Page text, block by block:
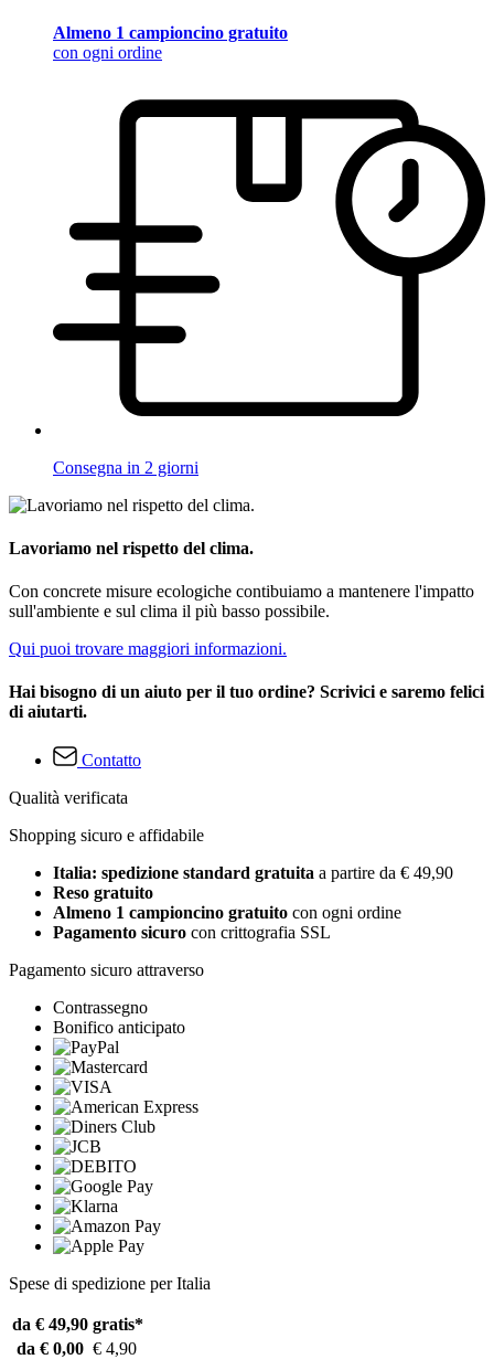
Almeno 1 campioncino gratuito
con ogni ordine
Consegna in 2 giorni
Lavoriamo nel rispetto del clima.
Con concrete misure ecologiche contibuiamo a mantenere l'impatto
sull'ambiente e sul clima il più basso possibile.
Qui puoi trovare maggiori informazioni.
Hai bisogno di un aiuto per il tuo ordine? Scrivici e saremo felici
di aiutarti.
Contatto
Qualità verificata
Shopping sicuro e affidabile
Italia: spedizione standard gratuita a partire da € 49,90
Reso gratuito
Almeno 1 campioncino gratuito con ogni ordine
Pagamento sicuro con crittografia SSL
Pagamento sicuro attraverso
Contrassegno
Bonifico anticipato
Spese di spedizione per Italia
da € 49,90 gratis*
da € 0,00 € 4,90